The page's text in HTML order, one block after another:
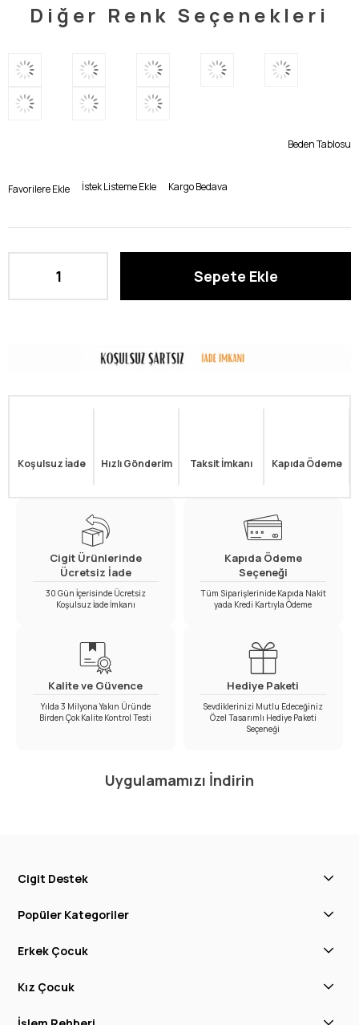
Diğer Renk Seçenekleri
Beden Tablosu
Favorilere Ekle İstek Listeme Ekle Kargo Bedava
Koşulsuz İade Hızlı Gönderim Taksit İmkanı Kapıda Ödeme
Cigit Ürünlerinde
Ücretsiz İade
30 Gün İçerisinde Ücretsiz
Koşulsuz İade İmkanı
Kapıda Ödeme
Seçeneği
Tüm Siparişlerinide Kapıda Nakit
yada Kredi Kartıyla Ödeme
Kalite ve Güvence
Yılda 3 Milyona Yakın Üründe
Birden Çok Kalite Kontrol Testi
Hediye Paketi
Sevdiklerinizi Mutlu Edeceğiniz
Özel Tasarımlı Hediye Paketi
Seçeneği
Uygulamamızı İndirin
Cigit Destek
Popüler Kategoriler
Erkek Çocuk
Kız Çocuk